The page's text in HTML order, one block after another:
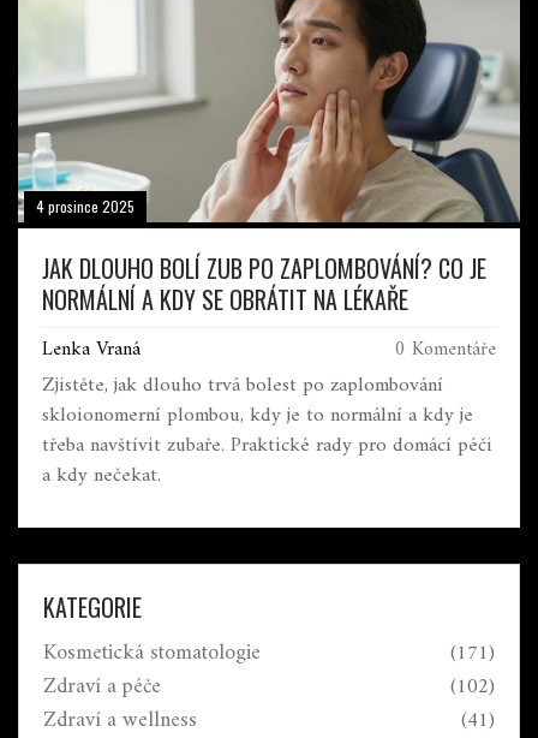
4 prosince 2025
JAK DLOUHO BOLÍ ZUB PO ZAPLOMBOVÁNÍ? CO JE
NORMÁLNÍ A KDY SE OBRÁTIT NA LÉKAŘE
Lenka Vraná 0 Komentáře
Zjistěte, jak dlouho trvá bolest po zaplombování
skloionomerní plombou, kdy je to normální a kdy je
třeba navštívit zubaře. Praktické rady pro domácí péči
a kdy nečekat.
KATEGORIE
Kosmetická stomatologie (171)
Zdraví a péče (102)
Zdraví a wellness (41)